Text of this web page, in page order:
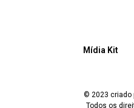
Mídia Kit
© 2023 criado
Todos os